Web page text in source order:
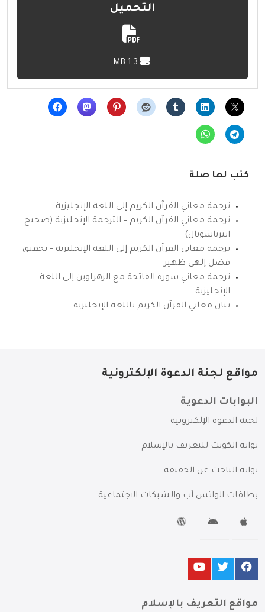
التحميل
كتب لها صلة
ترجمة معاني القرآن الكريم إلى اللغة الإنجليزية
ترجمة معاني القرآن الكريم – الترجمة الإنجليزية (صحيح
انترناشونال)
ترجمة معاني القرآن الكريم إلى اللغة الإنجليزية – تحقيق
فضل إلهي ظهير
ترجمة معاني سورة الفاتحة مع الزهراوين إلى اللغة
الإنجليزية
بيان معاني القرآن الكريم باللغة الإنجليزية
مواقع لجنة الدعوة الإلكترونية
البوابات الدعوية
لجنة الدعوة الإلكترونية
بوابة الكويت للتعريف بالإسلام
بوابة الباحث عن الحقيقة
بطاقات الواتس آب والشبكات الاجتماعية
مواقع التعريف بالإسلام